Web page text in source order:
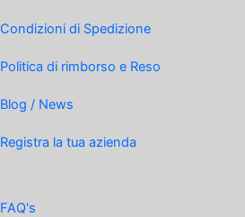
Condizioni di Spedizione
Politica di rimborso e Reso
Blog / News
Registra la tua azienda
FAQ's